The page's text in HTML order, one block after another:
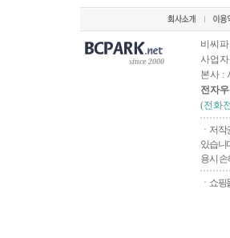
since 2000
비씨
사업
본사 :
전자
(전화
ㆍ저
있습니
용시
ㆍ쇼